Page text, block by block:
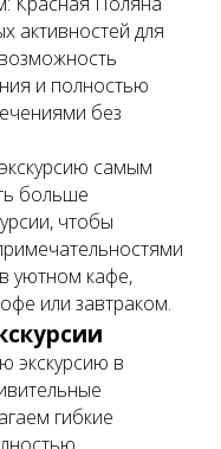
активностей для
и полностью
без
самым
больше
чтобы
уютном кафе,
или завтраком.
экскурсию в
гибкие